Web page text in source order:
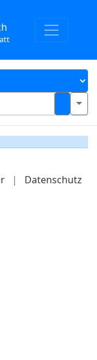
| Datenschutz